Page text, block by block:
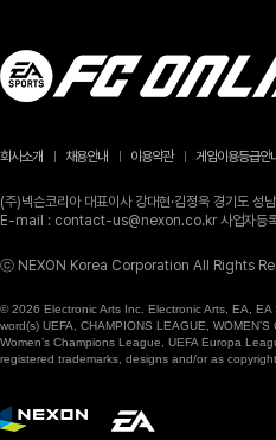
회사소개 채용안내 이용약관 게임이용등급안
(주)넥슨코리아 대표이사 강대현·김정욱 경기
E-mail : contact-us@nexon.co.kr 사업자등
ⓒ NEXON Korea Corporation All Rights
© 2026 Electronic Arts Inc. Electronic Arts, EA,
word(s) UEFA, CHAMPIONS LEAGUE,
Women’s Champions League, UEFA Europa
registered trademarks, designs and/or as